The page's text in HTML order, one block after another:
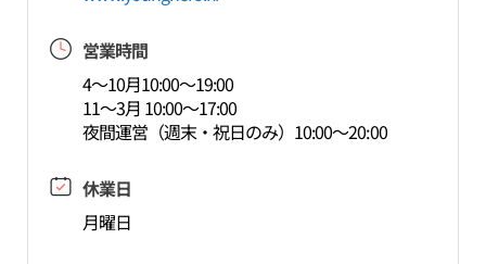
営業時間
4～10月10:00～19:00
11～3月 10:00～17:00
夜間運営（週末・祝日のみ）10:00～20:00
休業日
月曜日